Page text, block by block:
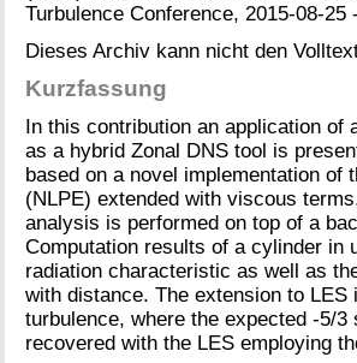
Turbulence Conference, 2015-08-
Dieses Archiv kann nicht den
Kurzfassung
In this contribution an application of
as a hybrid Zonal DNS tool is
based on a novel implementation of
(NLPE) extended with viscous
analysis is performed on top of a
Computation results of a cylinder in
radiation characteristic as well as
with distance. The extension to
turbulence, where the expected -5/
recovered with the LES employing